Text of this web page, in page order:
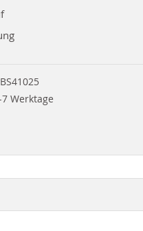
7 Werktage